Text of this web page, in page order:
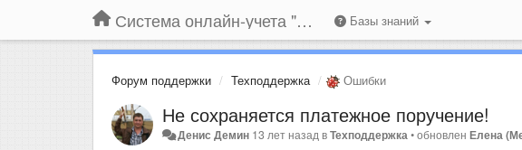
Система онлайн-учета "Большая Птица" Базы знаний
Форум поддержки Техподдержка Ошибки
Не сохраняется платежное поручение!
Денис Демин 13 лет назад вТехподдержка •обновленЕлена